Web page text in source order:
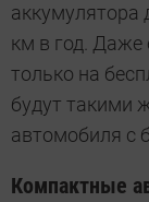
аккумулятора
км в год. Даже
только на
будут такими
автомобиля с
Компактные